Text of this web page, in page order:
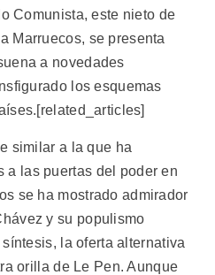
Comunista, este nieto de
Marruecos, se presenta
a novedades
los esquemas
similar a la que ha
a las puertas del poder en
se ha mostrado admirador
y su populismo
la oferta alternativa
orilla de Le Pen. Aunque